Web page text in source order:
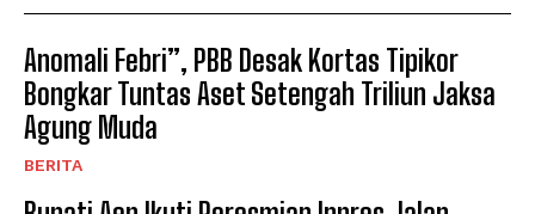
Anomali Febri”, PBB Desak Kortas Tipikor
Bongkar Tuntas Aset Setengah Triliun Jaksa
Agung Muda
BERITA